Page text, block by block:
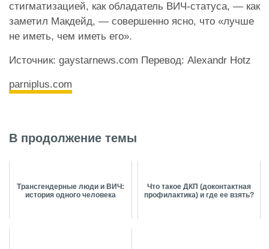
стигматизацией, как обладатель ВИЧ-статуса, — как
заметил Макдейд, — совершенно ясно, что «лучше
не иметь, чем иметь его».
Источник: gaystarnews.com Перевод: Alexandr Hotz
parniplus.com
В продолжение темы
Трансгендерные люди и ВИЧ:
история одного человека
Что такое ДКП (доконтактная
профилактика) и где ее взять?